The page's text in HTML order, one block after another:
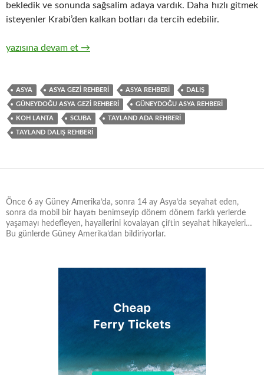
bekledik ve sonunda sağsalim adaya vardık. Daha hızlı gitmek
isteyenler Krabi’den kalkan botları da tercih edebilir.
KUM, GÜNEŞ, DENİZ, DALIŞ: KOH LANTA / TAYLAND
yazısına devam et →
ASYA ASYA GEZİ REHBERİ ASYA REHBERİ DALIŞ
GÜNEYDOĞU ASYA GEZİ REHBERİ GÜNEYDOĞU ASYA REHBERİ
KOH LANTA SCUBA TAYLAND ADA REHBERİ
TAYLAND DALIŞ REHBERİ
Önce 6 ay Güney Amerika’da, sonra 14 ay Asya’da seyahat eden,
sonra da mobil bir hayatı benimseyip dönem dönem farklı yerlerde
yaşamayı hedefleyen, hayallerini kovalayan çiftin seyahat hikayeleri…
Bu günlerde Güney Amerika’dan bildiriyorlar.